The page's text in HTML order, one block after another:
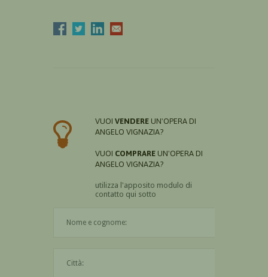
VUOI VENDERE UN'OPERA DI
ANGELO VIGNAZIA?
VUOI COMPRARE UN'OPERA DI
ANGELO VIGNAZIA?
utilizza l'apposito modulo di
contatto qui sotto